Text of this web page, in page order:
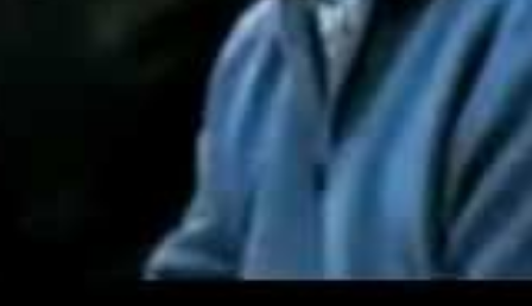
online.
antes, durante y después de un evento.